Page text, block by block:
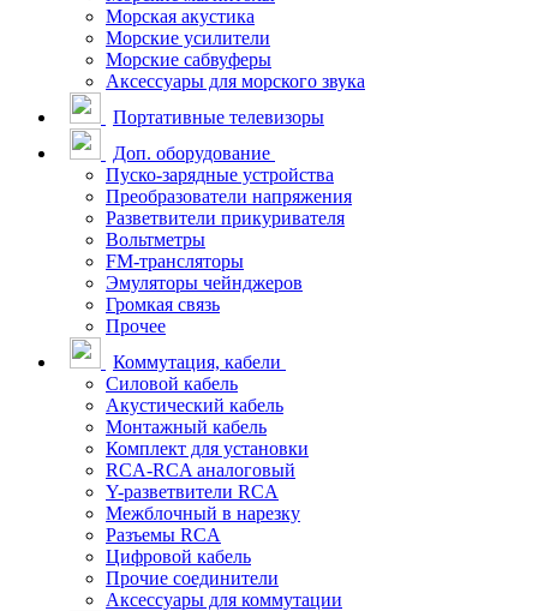
Морская акустика
Морские усилители
Морские сабвуферы
Аксессуары для морского звука
Портативные телевизоры
Доп. оборудование
Пуско-зарядные устройства
Преобразователи напряжения
Разветвители прикуривателя
Вольтметры
FM-трансляторы
Эмуляторы чейнджеров
Громкая связь
Прочее
Коммутация, кабели
Силовой кабель
Акустический кабель
Монтажный кабель
Комплект для установки
RCA-RCA аналоговый
Y-разветвители RCA
Межблочный в нарезку
Разъемы RCA
Цифровой кабель
Прочие соединители
Аксессуары для коммутации